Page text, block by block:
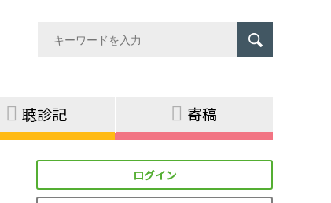
聴診記 寄稿
ログイン